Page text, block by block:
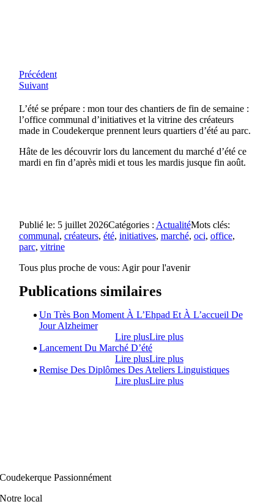
Précédent
Suivant
L’été se prépare : mon tour des chantiers de fin de semaine :
l’office communal d’initiatives et la vitrine des créateurs
made in Coudekerque prennent leurs quartiers d’été au parc.
Hâte de les découvrir lors du lancement du marché d’été ce
mardi en fin d’après midi et tous les mardis jusque fin août.
Publié le: 5 juillet 2026Catégories : ActualitéMots clés:
communal, créateurs, été, initiatives, marché, oci, office,
parc, vitrine
Tous plus proche de vous: Agir pour l'avenir
Publications similaires
Un Très Bon Moment À L’Ehpad Et À L’accueil De
Jour Alzheimer
Lire plusLire plus
Lancement Du Marché D’été
Lire plusLire plus
Remise Des Diplômes Des Ateliers Linguistiques
Lire plusLire plus
Coudekerque Passionnément
Notre local